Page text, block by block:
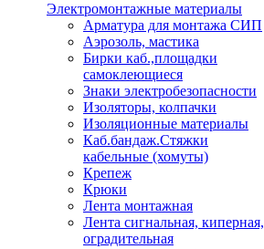
Электромонтажные материалы
Арматура для монтажа СИП
Аэрозоль, мастика
Бирки каб.,площадки
самоклеющиеся
Знаки электробезопасности
Изоляторы, колпачки
Изоляционные материалы
Каб.бандаж.Стяжки
кабельные (хомуты)
Крепеж
Крюки
Лента монтажная
Лента сигнальная, киперная,
оградительная